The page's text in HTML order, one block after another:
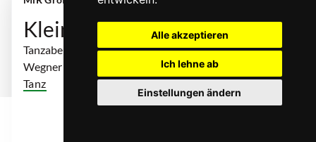
Alle akzeptieren
Ich lehne ab
Einstellungen ändern
Kleine Hände (AT)
Tanzabend von Muhammed Kaltuk nach Bettina
Wegner
Tanz
... mehr